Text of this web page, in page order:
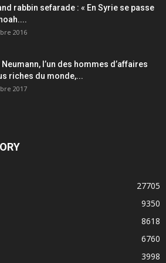
rabbin sefarade : « En Syrie se passe
2016
l’un des hommes d’affaires
riches du monde,...
2017
27705
9350
8618
6760
3998